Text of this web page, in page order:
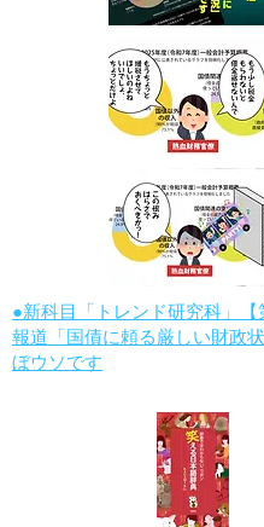
●新科目「トレンド研究科」【
報道「国債に頼る厳しい財政
ぼウソです